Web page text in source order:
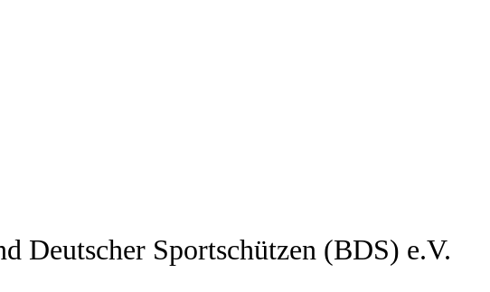
Deutscher Sportschützen (BDS) e.V.